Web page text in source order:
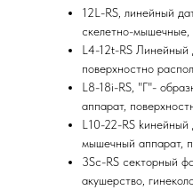
12L-RS, линейный
скелетно-мышечные,
L4-12t-RS Линейный
поверхностно
L8-18i-RS, "Г"-
аппарат,
L10-22-RS
мышечный аппарат,
3Sc-RS секторный
акушерство,